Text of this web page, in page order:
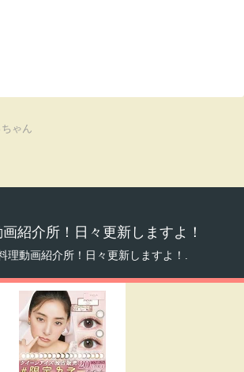
ゃん
紹介所！日々更新しますよ！
理動画紹介所！日々更新しますよ！.